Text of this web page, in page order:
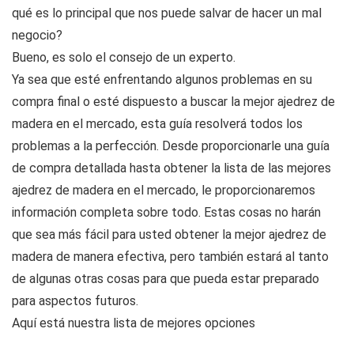
qué es lo principal que nos puede salvar de hacer un mal
negocio?
Bueno, es solo el consejo de un experto.
Ya sea que esté enfrentando algunos problemas en su
compra final o esté dispuesto a buscar la mejor ajedrez de
madera en el mercado, esta guía resolverá todos los
problemas a la perfección. Desde proporcionarle una guía
de compra detallada hasta obtener la lista de las mejores
ajedrez de madera en el mercado, le proporcionaremos
información completa sobre todo. Estas cosas no harán
que sea más fácil para usted obtener la mejor ajedrez de
madera de manera efectiva, pero también estará al tanto
de algunas otras cosas para que pueda estar preparado
para aspectos futuros.
Aquí está nuestra lista de mejores opciones